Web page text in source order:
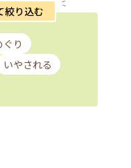
絞り込む
ぐり
いやされる